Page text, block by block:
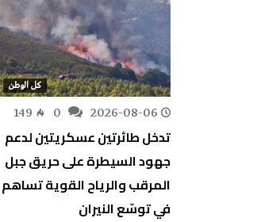
كل الوطن
2026-08-06
149
تدخل طائرتين عسكريتين لدعم
جهود السيطرة على حريق جبل
المرقب والرياح القوية تساهم
في توسّع النيران